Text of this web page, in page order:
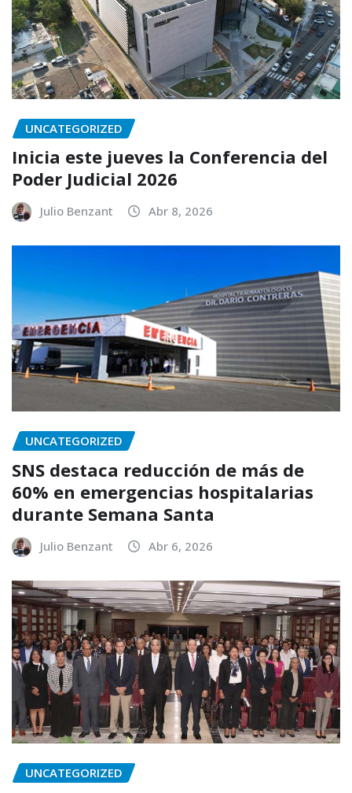
UNCATEGORIZED
Inicia este jueves la Conferencia del
Poder Judicial 2026
Julio Benzant Abr 8, 2026
UNCATEGORIZED
SNS destaca reducción de más de
60% en emergencias hospitalarias
durante Semana Santa
Julio Benzant Abr 6, 2026
UNCATEGORIZED